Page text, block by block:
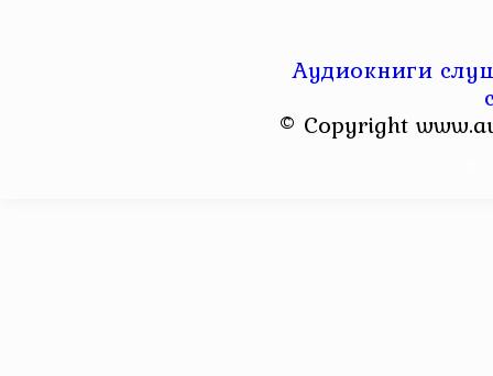
Аудиокниги
© Copyright